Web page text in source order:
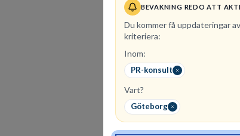
BEVAKNING REDO ATT
Du kommer få uppdateringar av
kriteriera:
Inom:
PR-konsult
Vart?
Göteborg